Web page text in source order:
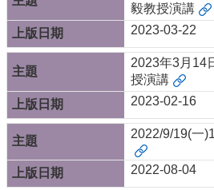
絡
資
訊
雙
語
詞
彙
English
科
所
毅教授演講
2023-03-22
2023年3月14
授演講
2023-02-16
2022/9/19(一
2022-08-04